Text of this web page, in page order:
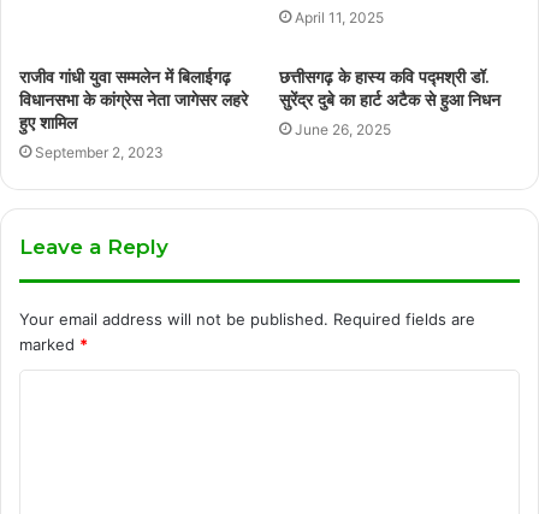
April 11, 2025
राजीव गांधी युवा सम्मलेन में बिलाईगढ़
विधानसभा के कांग्रेस नेता जागेसर लहरे
हुए शामिल
September 2, 2023
छत्तीसगढ़ के हास्य कवि पद्मश्री डॉ.
सुरेंद्र दुबे का हार्ट अटैक से हुआ निधन
June 26, 2025
Leave a Reply
Your email address will not be published. Required fields are
marked *